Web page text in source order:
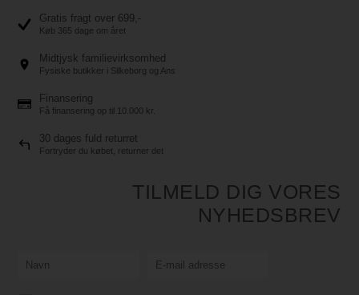
Gratis fragt over 699,-
Køb 365 dage om året
Midtjysk familievirksomhed
Fysiske butikker i Silkeborg og Ans
Finansering
Få finansering op til 10.000 kr.
30 dages fuld returret
Fortryder du købet, returner det
TILMELD DIG VORES
NYHEDSBREV